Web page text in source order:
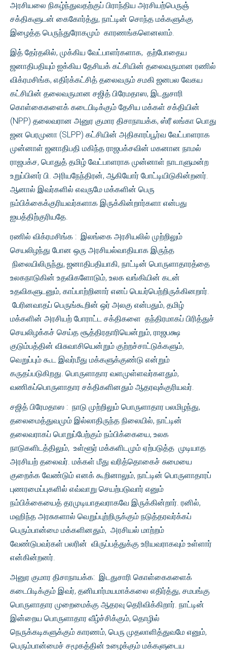
அரசியலை நிகழ்ந்துவதற்குப் பிராந்திய அரசியற்பெருஞ்
சக்திகளுடன் கைகோர்த்து, நாட்டின் சொந்த மக்களுக்கு
இழைத்த பெருந்துரோகமும் காரணங்களெனலாம்.
இத் தேர்தலில், முக்கிய வேட்பாளர்களாக, தற்போதைய
ஜனாதிபதியும் ஐக்கிய தேசியக் கட்சியின் தலைவருமான ரணில்
விக்ரமசிங்க, எதிர்க்கட்சித் தலைவரும் சமகி ஜனபல வேகய
கட்சியின் தலைவருமான சஜித் பிரேமதாஸ, இடதுசாரி
கொள்கைகளைக் கடைபிடிக்கும் தேசிய மக்கள் சக்தியின்
(NPP) தலைவரான அனுர குமார திசாநாயக்க, ஸ்ரீ லங்கா பொது
ஜன பெரமுனா (SLPP) கட்சியின் அதிகாரப்பூர்வ வேட்பாளராக
முன்னாள் ஜனாதிபதி மகிந்த ராஜபக்சவின் மகனான நாமல்
ராஜபக்ச, பொதுத் தமிழ் வேட்பாளராக முன்னாள் நாடாளுமன்ற
உறுப்பினர் பி. அரியநேந்திரன், ஆகியோர் போட்டியிடுகின்றனர்.
ஆனால் இவர்களில் எவருமே மக்களின் பெரு
நம்பிக்கைக்குரியவர்களாக இருக்கின்றார்களா என்பது
ஐயத்திற்குரியதே.
ரணில் விக்ரமசிங்க : இலங்கை அரசியலில் முற்றிலும்
செயலிழந்து போன ஒரு அரசியல்வாதியாக இருந்த
நிலையிலிருந்து, ஜனாதிபதியாகி, நாட்டின் பொருளாதாரத்தை
உலகநாடுகின் உதவிகளோடும், உலக வங்கியின் கடன்
உதவிகளுடனும், காப்பாற்றினார் எனப் பெயர்பெற்றிருக்கினறார்.
பேரினவாதப் பெருங்கூறின் ஒர் அலகு என்பதும், தமிழ்
மக்களின் அரசியற் போராட்ட சக்திகளை தந்திரமாகப் பிரித்துச்
செயலிழக்கச் செய்த சூத்திரதாரியென்றும், ராஜபக்ஷ
குடும்பத்தின் விசுவாசியென்றும் குற்றச்சாட்டுக்களும்,
வெறுப்பும் கூட இவர்மீது மக்களுக்குண்டு என்றும்
கருதப்படுகிறது. பொருளாதார வளமுள்ளவர்களதும்,
வணிகப்பொருளாதார சக்திகளினதும் ஆதரவுக்குரியவர்.
சஜித் பிரேமதாஸ : நாடு முற்றிலும் பொருளாதார பலமிழந்து,
தலைமைத்துவமும் இல்லாதிருந்த நிலையில், நாட்டின்
தலைவராகப் பொறுப்பேற்கும் நம்பிக்கையை, உலக
நாடுகளிடத்திலும், உள்ளூர் மக்களிடமும் ஏற்படுத்த முடியாத
அரசியற் தலைவர். மக்கள் மீது வரித்தொகைச் சுமையை
குறைக்க வேண்டும் எனக் கூறினாலும், நாட்டின் பொருளாதாரப்
புணரமைப்புகளில் எவ்வாறு செயற்படுவார் எனும்
நம்பிக்கையைத் தரமுடியாதவராகவே இருக்கின்றார். ரனில்,
மஹிந்த அரசுகளால் வெறுப்புற்றிருக்கும் நடுத்தரவர்க்கப்
பெரும்பான்மை மக்களினதும், அரசியல் மாற்றம்
வேண்டுபவர்கள் பலரின் விருப்பத்துக்கு உரியவராகவும் உள்ளார்
என்கின்றனர்.
அனுர குமார திசாநாயக்க: இடதுசாரி கொள்கைகளைக்
கடைபிடிக்கும் இவர், தனியார்மயமாக்கலை எதிர்த்து, சமபங்கு
பொருளாதார முறைமைக்கு ஆதரவு தெரிவிக்கிறார். நாட்டின்
இன்றைய பொருளாதார வீழ்ச்சிக்கும், தொழில்
நெருக்கடிகளுக்கும் காரணம், பெரு முதலாளித்துவமே எனும்,
பெரும்பான்மைச் சமூகத்தின் உழைக்கும் மக்களுடைய